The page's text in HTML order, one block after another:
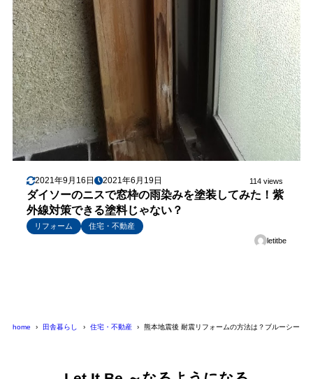
2021年9月16日 2021年6月19日 114 views
ダイソーのニスで窓枠の雨染みを塗装してみた！紫
外線対策できる塗料じゃない？
リフォーム
住宅・不動産
letitbe
home 田舎暮らし 住宅・不動産 熊本地震後 耐震リフォームの方法は？ブルーシート